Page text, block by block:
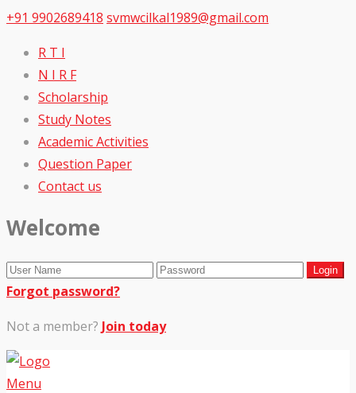
+91 9902689418 svmwcilkal1989@gmail.com
R T I
N I R F
Scholarship
Study Notes
Academic Activities
Question Paper
Contact us
Welcome
Forgot password?
Not a member? Join today
Menu